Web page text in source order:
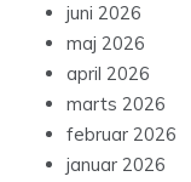
juni 2026
maj 2026
april 2026
marts 2026
februar 2026
januar 2026